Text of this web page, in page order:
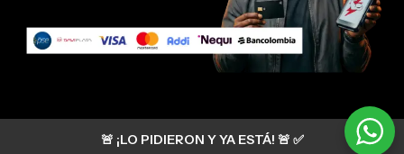
🚨 ¡LO PIDIERON Y YA ESTÁ! 🚨 ✅
Si tienes algún tipo de duda, puedes consultar